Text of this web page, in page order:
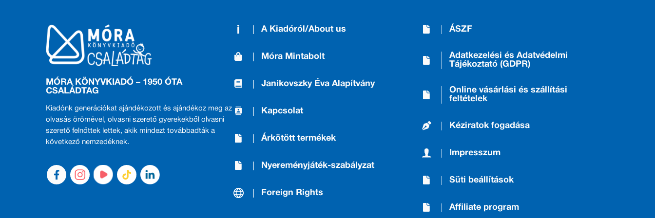
MÓRA KÖNYVKIADÓ – 1950 ÓTA
CSALÁDTAG
Kiadónk generációkat ajándékozott és ajándékoz meg az
olvasás örömével, olvasni szerető gyerekekből olvasni
szerető felnőttek lettek, akik mindezt továbbadták a
következő nemzedéknek.
A Kiadóról/About us
Móra Mintabolt
Janikovszky Éva Alapítvány
Kapcsolat
Árkötött termékek
Nyereményjáték-szabályzat
Foreign Rights
ÁSZF
Adatkezelési és Adatvédelmi
Tájékoztató (GDPR)
Online vásárlási és szállítási
feltételek
Kéziratok fogadása
Impresszum
Süti beállítások
Affiliate program